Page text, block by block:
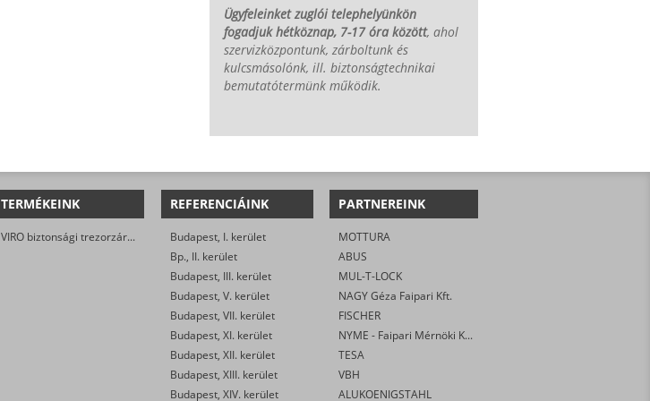
Ügyfeleinket zuglói telephelyünkön
fogadjuk hétköznap, 7-17 óra között, ahol
szervizközpontunk, zárboltunk és
kulcsmásolónk, ill. biztonságtechnikai
bemutatótermünk működik.
TERMÉKEINK
VIRO biztonsági trezorzár (jobbos és balos kivitel)
REFERENCIÁINK
Budapest, I. kerület
Bp., II. kerület
Budapest, III. kerület
Budapest, V. kerület
Budapest, VII. kerület
Budapest, XI. kerület
Budapest, XII. kerület
Budapest, XIII. kerület
Budapest, XIV. kerület
PARTNEREINK
MOTTURA
ABUS
MUL-T-LOCK
NAGY Géza Faipari Kft.
FISCHER
NYME - Faipari Mérnöki Kar
TESA
VBH
ALUKOENIGSTAHL